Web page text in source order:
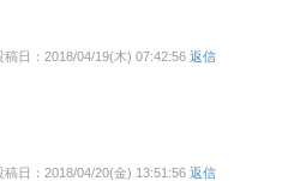
稿日：2018/04/19(木) 07:42:56 返信
稿日：2018/04/20(金) 13:51:56 返信